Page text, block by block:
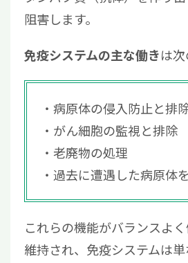
阻害します。
免疫システムの主な働きは次
病原体の侵入防止と排
がん細胞の監視と排除
老廃物の処理
過去に遭遇した病原体
これらの機能がバランスよ
維持され、免疫システムは